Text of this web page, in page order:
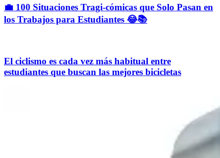
💼 100 Situaciones Tragi-cómicas que Solo Pasan en
los Trabajos para Estudiantes 😂📚
El ciclismo es cada vez más habitual entre
estudiantes que buscan las mejores bicicletas